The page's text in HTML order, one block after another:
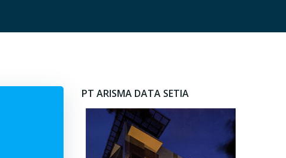
PT ARISMA DATA SETIA